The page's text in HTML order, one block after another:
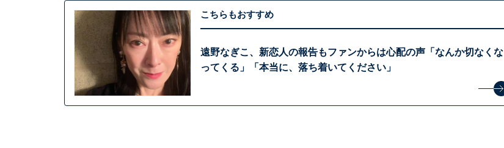
こちらもおすすめ
遠野なぎこ、新恋人の報告もファンからは心配の声「なんか切なくな
ってくる」「本当に、落ち着いてください」